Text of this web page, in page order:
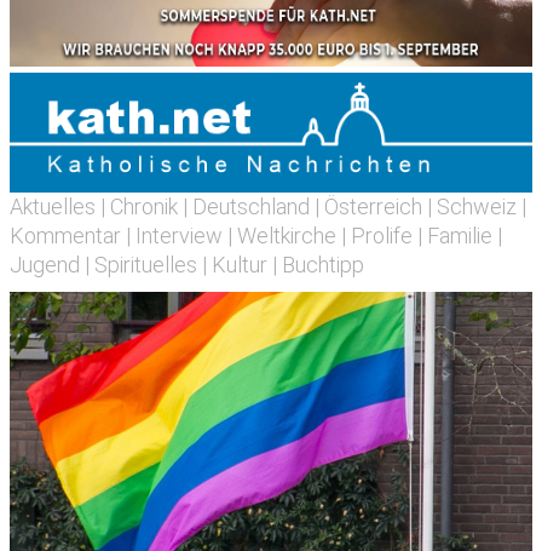
Aktuelles | Chronik | Deutschland | Österreich | Schweiz |
Kommentar | Interview | Weltkirche | Prolife | Familie |
Jugend | Spirituelles | Kultur | Buchtipp